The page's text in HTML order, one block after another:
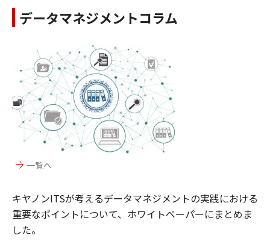
データマネジメントコラム
一覧へ
キヤノンITSが考えるデータマネジメントの実践における
重要なポイントについて、ホワイトペーパーにまとめま
した。